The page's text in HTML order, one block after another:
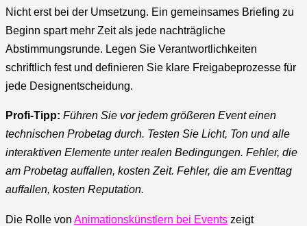
Nicht erst bei der Umsetzung. Ein gemeinsames Briefing zu
Beginn spart mehr Zeit als jede nachträgliche
Abstimmungsrunde. Legen Sie Verantwortlichkeiten
schriftlich fest und definieren Sie klare Freigabeprozesse für
jede Designentscheidung.
Profi-Tipp: Führen Sie vor jedem größeren Event einen
technischen Probetag durch. Testen Sie Licht, Ton und alle
interaktiven Elemente unter realen Bedingungen. Fehler, die
am Probetag auffallen, kosten Zeit. Fehler, die am Eventtag
auffallen, kosten Reputation.
Die Rolle von Animationskünstlern bei Events zeigt